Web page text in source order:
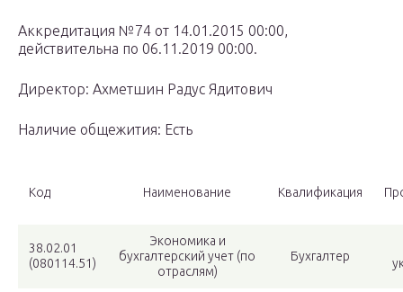
Аккредитация №74 от 14.01.2015 00:00,
действительна по 06.11.2019 00:00.
Директор: Ахметшин Радус Ядитович
Наличие общежития: Есть
Код Наименование Квалификация
38.02.01
(080114.51)
Экономика и
бухгалтерский учет (по
отраслям)
Бухгалтер